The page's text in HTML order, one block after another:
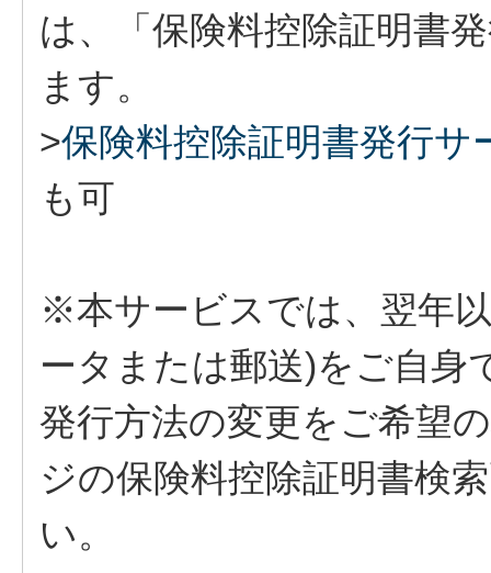
は、「保険料控除証明書
ます。
>保険料控除証明書発行サ
も可
※本サービスでは、翌年
ータまたは郵送)をご自身
発行方法の変更をご希望
ジの保険料控除証明書検
い。